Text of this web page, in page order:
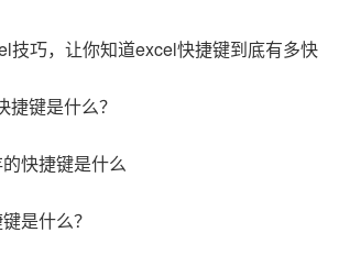
技巧，让你知道excel快捷键到底有多快
键是什么？
快捷键是什么
是什么？